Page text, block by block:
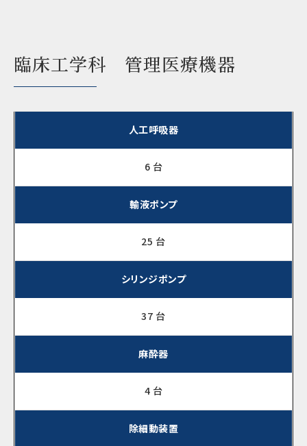
臨床工学科 管理医療機器
人工呼吸器
6 台
輸液ポンプ
25 台
シリンジポンプ
37 台
麻酔器
4 台
除細動装置